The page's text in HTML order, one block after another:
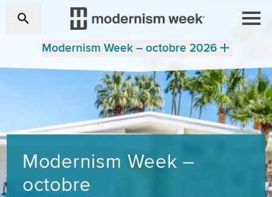
Modernism Week – octobre 2026
Modernism Week –
octobre